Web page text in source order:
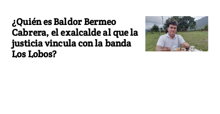
¿Quién es Baldor Bermeo
Cabrera, el exalcalde al que la
justicia vincula con la banda
Los Lobos?